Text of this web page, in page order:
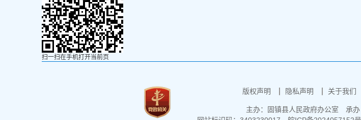
扫一扫在手机打开当前页
版权声明 隐私声明 关于我们
主办：固镇县人民政府办公室
承